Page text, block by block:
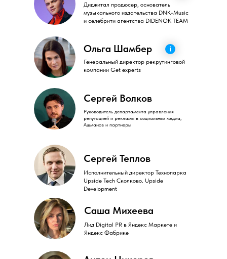
Диджитал продюсер, основатель
музыкального издательства DNK-Music
и селебрити агентства DIDENOK TEAM
Ольга Шамбер
Генеральный директор рекрутинговой
компании Get experts
Сергей Волков
Руководитель департамента управления
репутацией и рекламы в социальных медиа,
Ашманов и партнеры
Сергей Теплов
Исполнительный директор Технопарка
Upside Tech Сколково. Upside
Development
Саша Михеева
Лид Digital PR в Яндекс Маркете и
Яндекс Фабрике